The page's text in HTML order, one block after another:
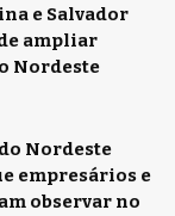
e Salvador
ampliar
Nordeste
Nordeste
empresários e
observar no